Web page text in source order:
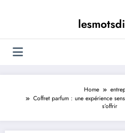
Home
Coffret parfum : une expérience
s’offrir